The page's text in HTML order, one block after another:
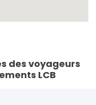
des voyageurs
LCB